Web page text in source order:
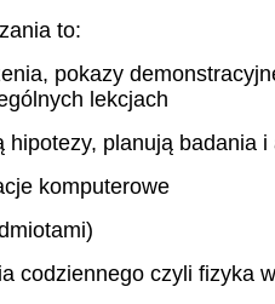
to:
pokazy
lekcjach
planują badania i
komputerowe
codziennego czyli fizyka